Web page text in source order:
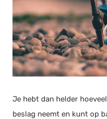
Je hebt dan helder
beslag neemt en kunt op